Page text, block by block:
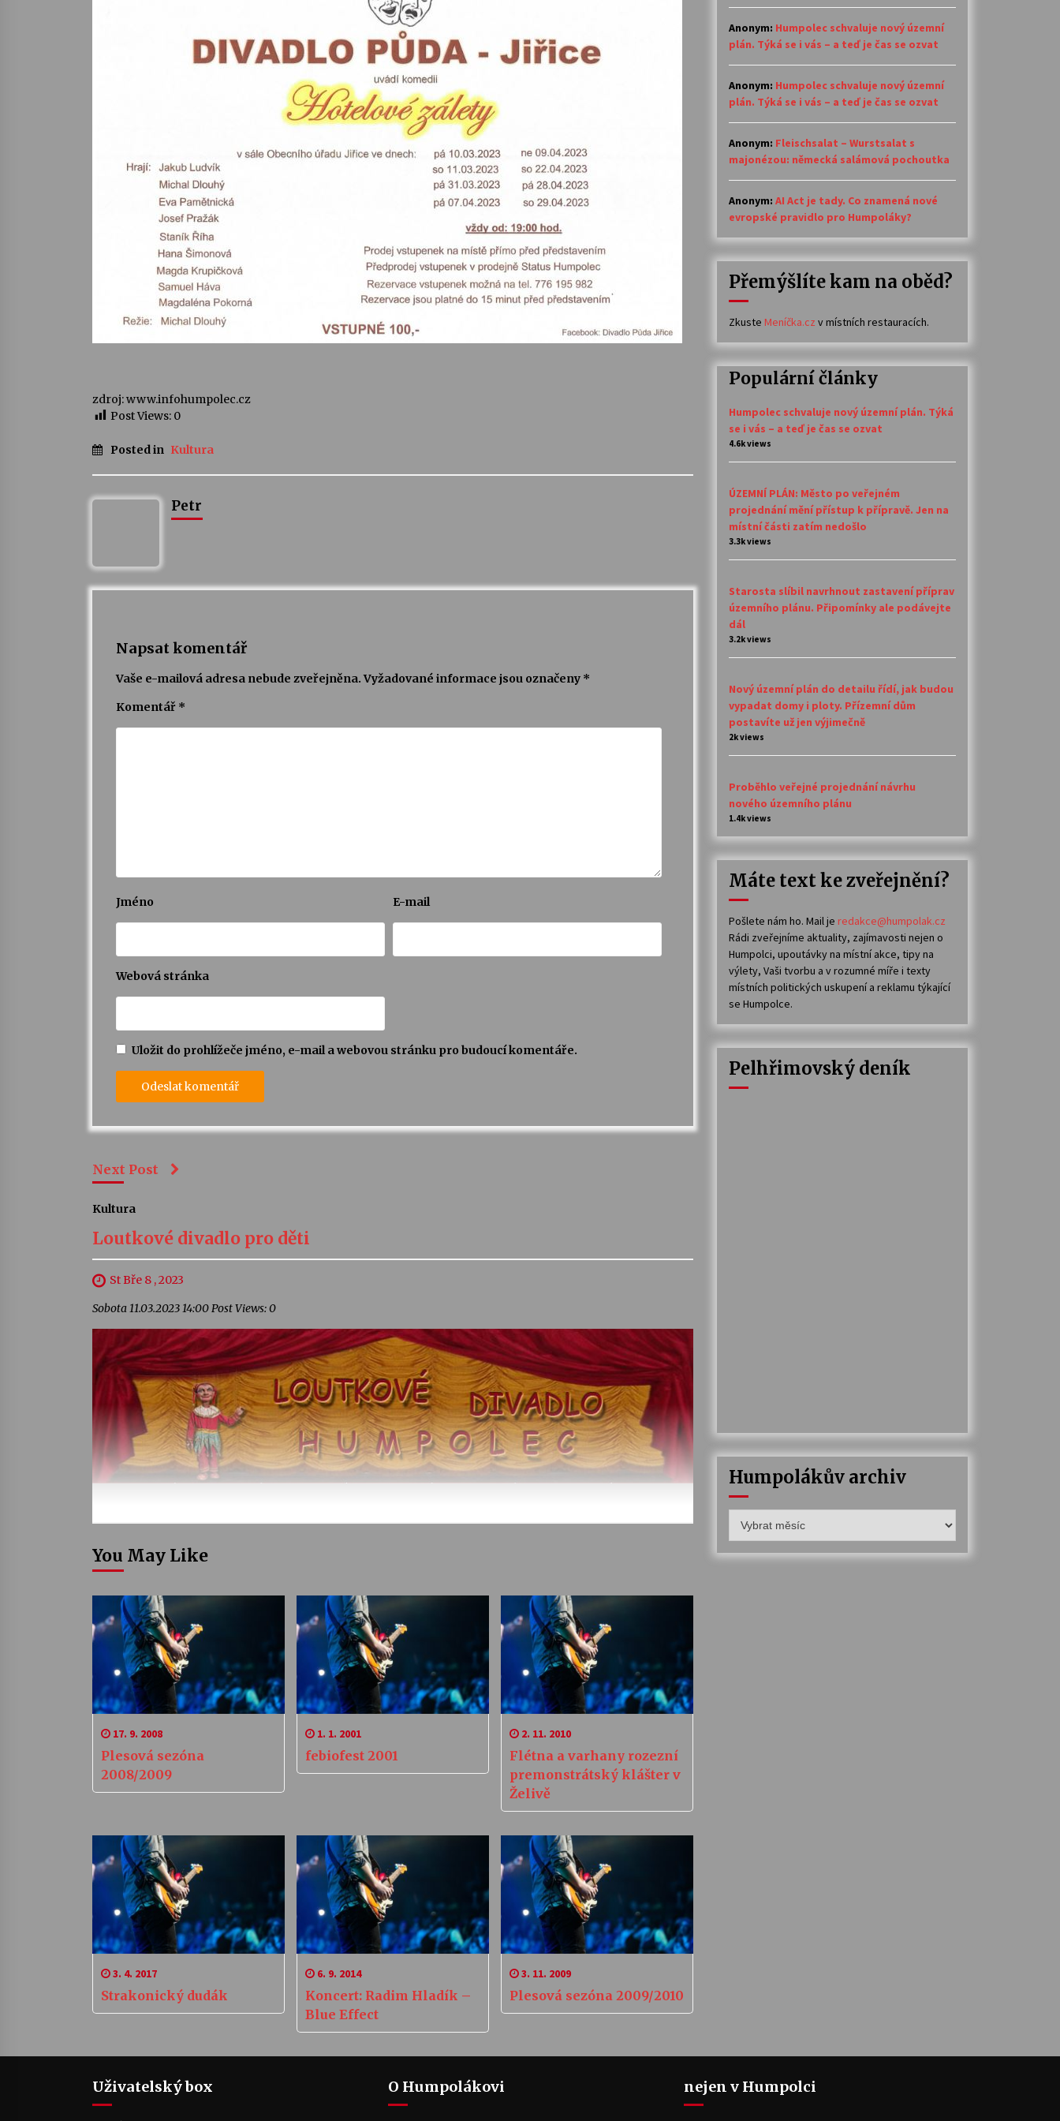
zdroj: www.infohumpolec.cz
Post Views: 0
Posted in Kultura
Petr
Napsat komentář
Vaše e-mailová adresa nebude zveřejněna. Vyžadované informace jsou označeny *
Komentář *
Jméno E-mail
Webová stránka
Uložit do prohlížeče jméno, e-mail a webovou stránku pro budoucí komentáře.
Next Post
Kultura
Loutkové divadlo pro děti
St Bře 8 , 2023
Sobota 11.03.2023 14:00 Post Views: 0
You May Like
17. 9. 2008
Plesová sezóna
2008/2009
1. 1. 2001
febiofest 2001
2. 11. 2010
Flétna a varhany rozezní
premonstrátský klášter v
Želivě
3. 4. 2017
Strakonický dudák
6. 9. 2014
Koncert: Radim Hladík –
Blue Effect
3. 11. 2009
Plesová sezóna 2009/2010
Anonym: Humpolec schvaluje nový územní
plán. Týká se i vás – a teď je čas se ozvat
Anonym: Humpolec schvaluje nový územní
plán. Týká se i vás – a teď je čas se ozvat
Anonym: Fleischsalat – Wurstsalat s
majonézou: německá salámová pochoutka
Anonym: AI Act je tady. Co znamená nové
evropské pravidlo pro Humpoláky?
Přemýšlíte kam na oběd?
Zkuste Meníčka.cz v místních restauracích.
Populární články
Humpolec schvaluje nový územní plán. Týká
se i vás – a teď je čas se ozvat
4.6k views
ÚZEMNÍ PLÁN: Město po veřejném
projednání mění přístup k přípravě. Jen na
místní části zatím nedošlo
3.3k views
Starosta slíbil navrhnout zastavení příprav
územního plánu. Připomínky ale podávejte
dál
3.2k views
Nový územní plán do detailu řídí, jak budou
vypadat domy i ploty. Přízemní dům
postavíte už jen výjimečně
2k views
Proběhlo veřejné projednání návrhu
nového územního plánu
1.4k views
Máte text ke zveřejnění?
Pošlete nám ho. Mail je redakce@humpolak.cz
Rádi zveřejníme aktuality, zajímavosti nejen o
Humpolci, upoutávky na místní akce, tipy na
výlety, Vaši tvorbu a v rozumné míře i texty
místních politických uskupení a reklamu týkající
se Humpolce.
Pelhřimovský deník
Humpolákův archiv
archiv
Uživatelský box O Humpolákovi nejen v Humpolci